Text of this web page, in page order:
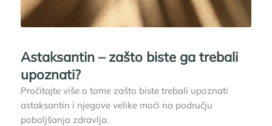
Astaksantin – zašto biste ga trebali
upoznati?
Pročitajte više o tome zašto biste trebali upoznati
astaksantin i njegove velike moći na području
poboljšanja zdravlja.